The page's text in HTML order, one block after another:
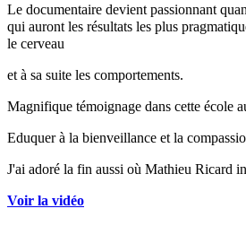
Le documentaire devient passionnant
qui auront les résultats les plus
le cerveau
et à sa suite les comportements.
Magnifique témoignage dans cette école
Eduquer à la bienveillance et la
J'ai adoré la fin aussi où Mathieu Ricard
Voir la vidéo